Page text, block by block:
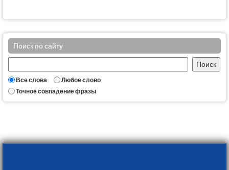
Поиск по сайту
Все слова
Любое слово
Точное совпадение фразы